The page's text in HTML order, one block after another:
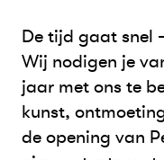
De tijd gaat snel
Wij nodigen je
jaar met ons te
kunst,
de opening van